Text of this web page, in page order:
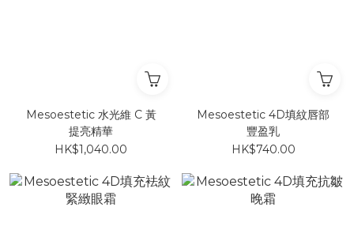
Mesoestetic 水光維 C 黃
提亮精華
HK$1,040.00
Mesoestetic 4D填紋唇部
豐盈乳
HK$740.00